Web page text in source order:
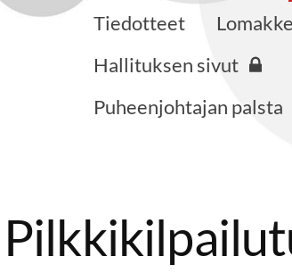
Tiedotteet
Hallituksen sivut
Puheenjohtajan palsta